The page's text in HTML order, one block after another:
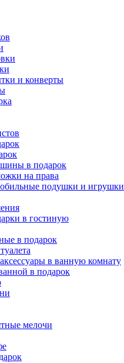
и конверты
в подарок
на права
подушки и игрушки
в гостиную
в подарок
в ванную комнату
в подарок
мелочи